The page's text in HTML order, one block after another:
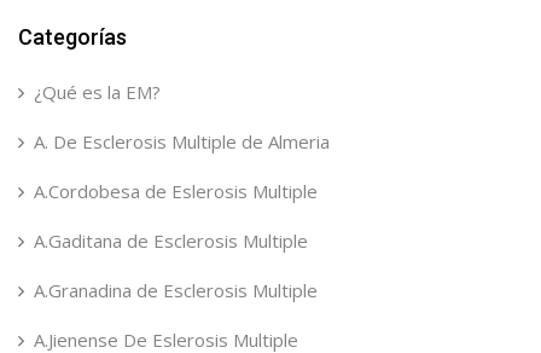
Categorías
¿Qué es la EM?
A. De Esclerosis Multiple de Almeria
A.Cordobesa de Eslerosis Multiple
A.Gaditana de Esclerosis Multiple
A.Granadina de Esclerosis Multiple
A.Jienense De Eslerosis Multiple